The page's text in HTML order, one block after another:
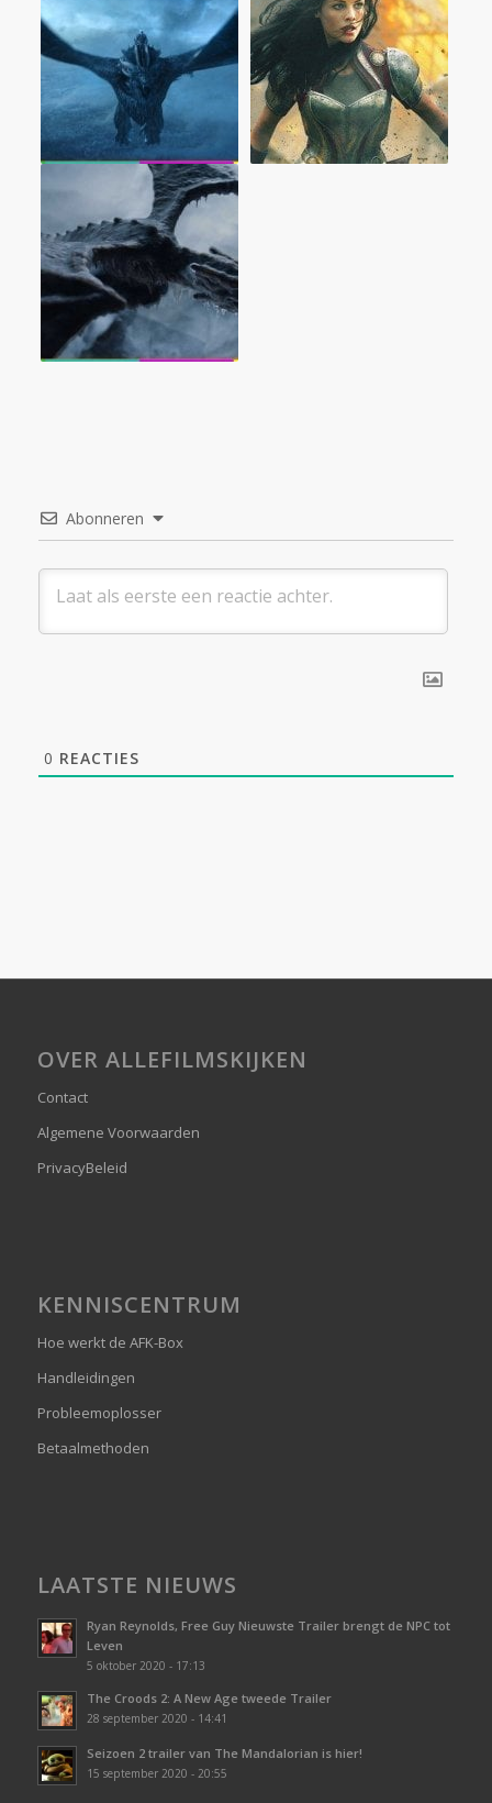
Abonneren
0 REACTIES
OVER ALLEFILMSKIJKEN
Contact
Algemene Voorwaarden
PrivacyBeleid
KENNISCENTRUM
Hoe werkt de AFK-Box
Handleidingen
Probleemoplosser
Betaalmethoden
LAATSTE NIEUWS
Ryan Reynolds, Free Guy Nieuwste Trailer brengt de NPC tot
Leven
5 oktober 2020 - 17:13
The Croods 2: A New Age tweede Trailer
28 september 2020 - 14:41
Seizoen 2 trailer van The Mandalorian is hier!
15 september 2020 - 20:55